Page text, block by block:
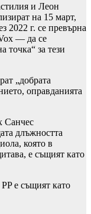
и Леон
на 15 март,
2022 г. се превърна
— да се
точка“ за тези
„добрата
оправданията
Санчес
длъжността
която в
е същият като
е същият като